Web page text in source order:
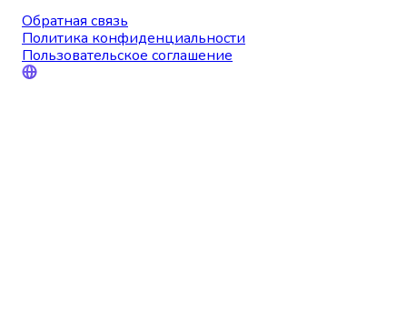
Обратная связь
Политика конфиденциальности
Пользовательское соглашение